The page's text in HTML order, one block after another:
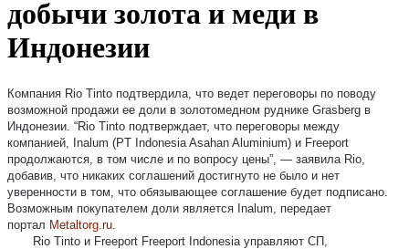
добычи золота и меди в
Индонезии
Компания Rio Tinto подтвердила, что ведет переговоры по поводу
возможной продажи ее доли в золотомедном руднике Grasberg в
Индонезии. “Rio Tinto подтверждает, что переговоры между
компанией, Inalum (PT Indonesia Asahan Aluminium) и Freeport
продолжаются, в том числе и по вопросу цены”, — заявила Rio,
добавив, что никаких соглашений достигнуто не было и нет
уверенности в том, что обязывающее соглашение будет подписано.
Возможным покупателем доли является Inalum, передает
портал Metaltorg.ru
Rio Tinto и Freeport Freeport Indonesia управляют СП,